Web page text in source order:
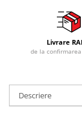
Livrare
de la
Descriere